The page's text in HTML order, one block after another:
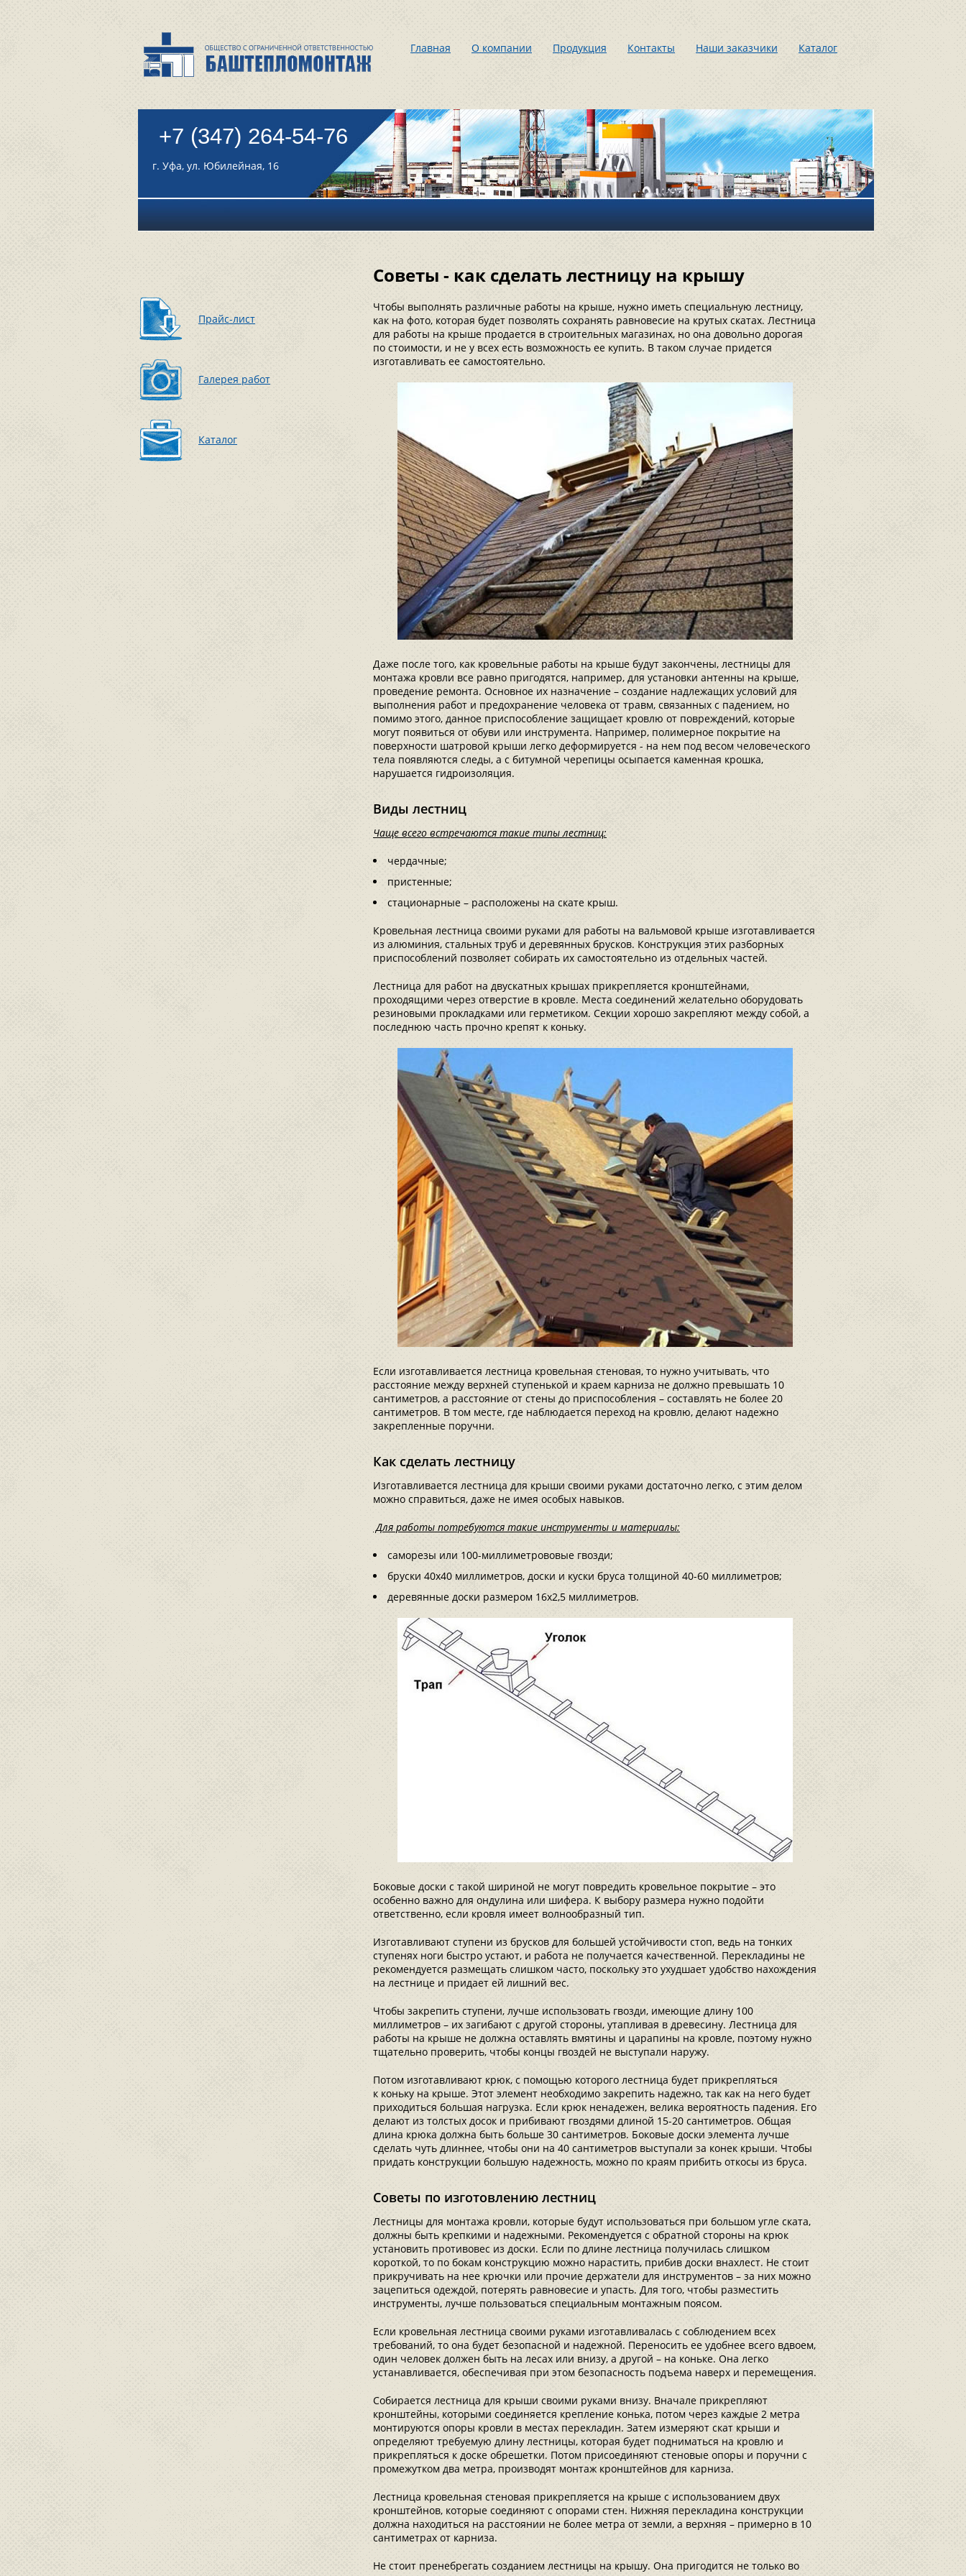
Главная О компании Продукция Контакты Наши заказчики Каталог
+7 (347) 264-54-76
г. Уфа, ул. Юбилейная, 16
Прайс-лист
Галерея работ
Каталог
Советы - как сделать лестницу на крышу
Чтобы выполнять различные работы на крыше, нужно иметь специальную лестницу,
как на фото, которая будет позволять сохранять равновесие на крутых скатах. Лестница
для работы на крыше продается в строительных магазинах, но она довольно дорогая
по стоимости, и не у всех есть возможность ее купить. В таком случае придется
изготавливать ее самостоятельно.
Даже после того, как кровельные работы на крыше будут закончены, лестницы для
монтажа кровли все равно пригодятся, например, для установки антенны на крыше,
проведение ремонта. Основное их назначение – создание надлежащих условий для
выполнения работ и предохранение человека от травм, связанных с падением, но
помимо этого, данное приспособление защищает кровлю от повреждений, которые
могут появиться от обуви или инструмента. Например, полимерное покрытие на
поверхности шатровой крыши легко деформируется - на нем под весом человеческого
тела появляются следы, а с битумной черепицы осыпается каменная крошка,
нарушается гидроизоляция.
Виды лестниц
Чаще всего встречаются такие типы лестниц:
чердачные;
пристенные;
стационарные – расположены на скате крыш.
Кровельная лестница своими руками для работы на вальмовой крыше изготавливается
из алюминия, стальных труб и деревянных брусков. Конструкция этих разборных
приспособлений позволяет собирать их самостоятельно из отдельных частей.
Лестница для работ на двускатных крышах прикрепляется кронштейнами,
проходящими через отверстие в кровле. Места соединений желательно оборудовать
резиновыми прокладками или герметиком. Секции хорошо закрепляют между собой, а
последнюю часть прочно крепят к коньку.
Если изготавливается лестница кровельная стеновая, то нужно учитывать, что
расстояние между верхней ступенькой и краем карниза не должно превышать 10
сантиметров, а расстояние от стены до приспособления – составлять не более 20
сантиметров. В том месте, где наблюдается переход на кровлю, делают надежно
закрепленные поручни.
Как сделать лестницу
Изготавливается лестница для крыши своими руками достаточно легко, с этим делом
можно справиться, даже не имея особых навыков.
Для работы потребуются такие инструменты и материалы:
саморезы или 100-миллиметрововые гвозди;
бруски 40х40 миллиметров, доски и куски бруса толщиной 40-60 миллиметров;
деревянные доски размером 16х2,5 миллиметров.
Боковые доски с такой шириной не могут повредить кровельное покрытие – это
особенно важно для ондулина или шифера. К выбору размера нужно подойти
ответственно, если кровля имеет волнообразный тип.
Изготавливают ступени из брусков для большей устойчивости стоп, ведь на тонких
ступенях ноги быстро устают, и работа не получается качественной. Перекладины не
рекомендуется размещать слишком часто, поскольку это ухудшает удобство нахождения
на лестнице и придает ей лишний вес.
Чтобы закрепить ступени, лучше использовать гвозди, имеющие длину 100
миллиметров – их загибают с другой стороны, утапливая в древесину. Лестница для
работы на крыше не должна оставлять вмятины и царапины на кровле, поэтому нужно
тщательно проверить, чтобы концы гвоздей не выступали наружу.
Потом изготавливают крюк, с помощью которого лестница будет прикрепляться
к коньку на крыше. Этот элемент необходимо закрепить надежно, так как на него будет
приходиться большая нагрузка. Если крюк ненадежен, велика вероятность падения. Его
делают из толстых досок и прибивают гвоздями длиной 15-20 сантиметров. Общая
длина крюка должна быть больше 30 сантиметров. Боковые доски элемента лучше
сделать чуть длиннее, чтобы они на 40 сантиметров выступали за конек крыши. Чтобы
придать конструкции большую надежность, можно по краям прибить откосы из бруса.
Советы по изготовлению лестниц
Лестницы для монтажа кровли, которые будут использоваться при большом угле ската,
должны быть крепкими и надежными. Рекомендуется с обратной стороны на крюк
установить противовес из доски. Если по длине лестница получилась слишком
короткой, то по бокам конструкцию можно нарастить, прибив доски внахлест. Не стоит
прикручивать на нее крючки или прочие держатели для инструментов – за них можно
зацепиться одеждой, потерять равновесие и упасть. Для того, чтобы разместить
инструменты, лучше пользоваться специальным монтажным поясом.
Если кровельная лестница своими руками изготавливалась с соблюдением всех
требований, то она будет безопасной и надежной. Переносить ее удобнее всего вдвоем,
один человек должен быть на лесах или внизу, а другой – на коньке. Она легко
устанавливается, обеспечивая при этом безопасность подъема наверх и перемещения.
Собирается лестница для крыши своими руками внизу. Вначале прикрепляют
кронштейны, которыми соединяется крепление конька, потом через каждые 2 метра
монтируются опоры кровли в местах перекладин. Затем измеряют скат крыши и
определяют требуемую длину лестницы, которая будет подниматься на кровлю и
прикрепляться к доске обрешетки. Потом присоединяют стеновые опоры и поручни с
промежутком два метра, производят монтаж кронштейнов для карниза.
Лестница кровельная стеновая прикрепляется на крыше с использованием двух
кронштейнов, которые соединяют с опорами стен. Нижняя перекладина конструкции
должна находиться на расстоянии не более метра от земли, а верхняя – примерно в 10
сантиметрах от карниза.
Не стоит пренебрегать созданием лестницы на крышу. Она пригодится не только во